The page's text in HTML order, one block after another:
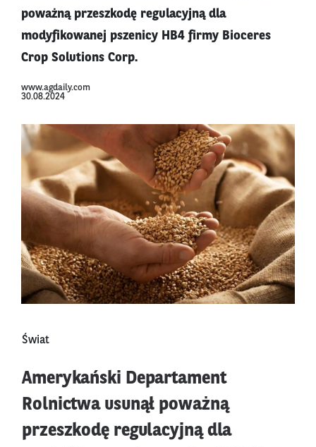
poważną przeszkodę regulacyjną dla
modyfikowanej pszenicy HB4 firmy Bioceres
Crop Solutions Corp.
www.agdaily.com
30.08.2024
Świat
Amerykański Departament
Rolnictwa usunął poważną
przeszkodę regulacyjną dla